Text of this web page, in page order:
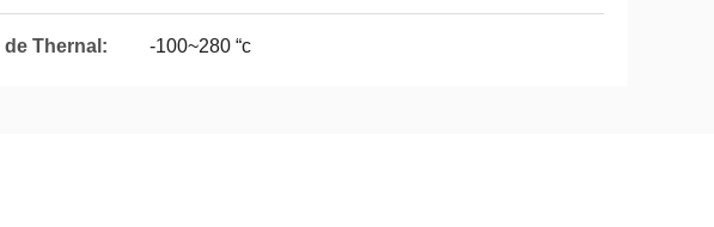
Thernal: -100~280 “c